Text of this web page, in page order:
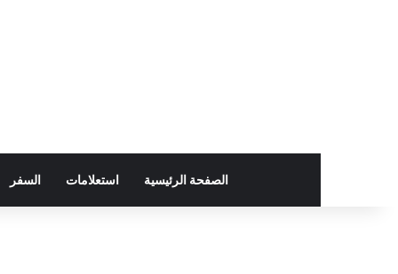
الصفحة الرئيسية استعلامات السفر